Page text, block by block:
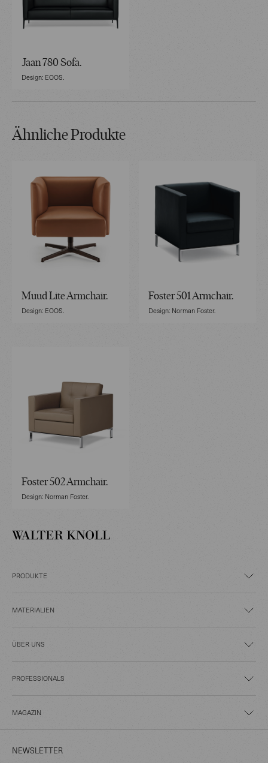
Jaan 780 Sofa.
Design: EOOS.
Ähnliche Produkte
Muud Lite Armchair.
Design: EOOS.
Foster 501 Armchair.
Design: Norman Foster.
Foster 502 Armchair.
Design: Norman Foster.
PRODUKTE
MATERIALIEN
ÜBER UNS
PROFESSIONALS
MAGAZIN
NEWSLETTER